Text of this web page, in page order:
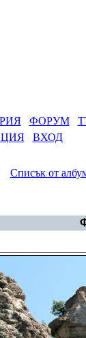
ФОРУМ
ВХОД
Списък от